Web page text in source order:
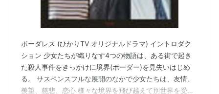
ボーダレス (ひかりTV オリジナルドラマ) イントロダク
ション 少女たちが織りなす4つの物語は、ある街で起き
た殺人事件をきっかけに境界(ボーダー)を見失いはじめ
る。 サスペンスフルな展開のなかで少女たちは、友情、
羨望、慈悲、恋心 様々な境界を飛び越えて別世界を受け